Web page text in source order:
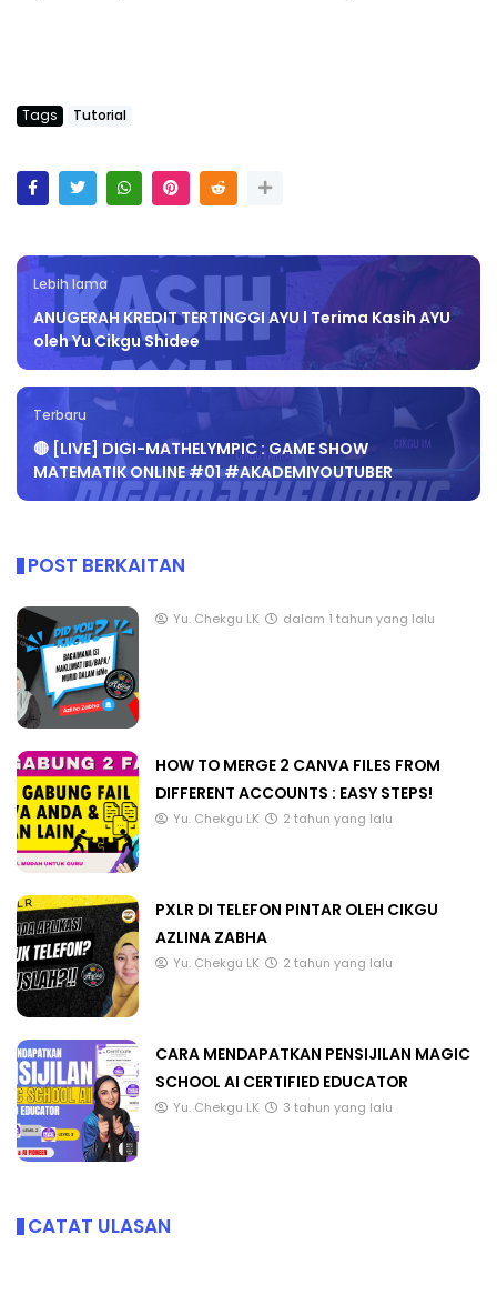
Tags Tutorial
Lebih lama
ANUGERAH KREDIT TERTINGGI AYU l Terima Kasih AYU
oleh Yu Cikgu Shidee
Terbaru
🔴 [LIVE] DIGI-MATHELYMPIC : GAME SHOW
MATEMATIK ONLINE #01 #AKADEMIYOUTUBER
POST BERKAITAN
Yu. Chekgu LK dalam 1 tahun yang lalu
HOW TO MERGE 2 CANVA FILES FROM
DIFFERENT ACCOUNTS : EASY STEPS!
Yu. Chekgu LK 2 tahun yang lalu
PXLR DI TELEFON PINTAR OLEH CIKGU
AZLINA ZABHA
Yu. Chekgu LK 2 tahun yang lalu
CARA MENDAPATKAN PENSIJILAN MAGIC
SCHOOL AI CERTIFIED EDUCATOR
Yu. Chekgu LK 3 tahun yang lalu
CATAT ULASAN